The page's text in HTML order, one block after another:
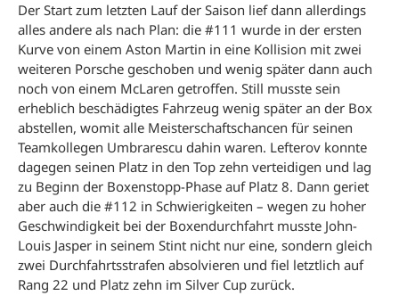
Der Start zum letzten Lauf der Saison lief dann allerdings
alles andere als nach Plan: die #111 wurde in der ersten
Kurve von einem Aston Martin in eine Kollision mit zwei
weiteren Porsche geschoben und wenig später dann auch
noch von einem McLaren getroffen. Still musste sein
erheblich beschädigtes Fahrzeug wenig später an der Box
abstellen, womit alle Meisterschaftschancen für seinen
Teamkollegen Umbrarescu dahin waren. Lefterov konnte
dagegen seinen Platz in den Top zehn verteidigen und lag
zu Beginn der Boxenstopp-Phase auf Platz 8. Dann geriet
aber auch die #112 in Schwierigkeiten – wegen zu hoher
Geschwindigkeit bei der Boxendurchfahrt musste John-
Louis Jasper in seinem Stint nicht nur eine, sondern gleich
zwei Durchfahrtsstrafen absolvieren und fiel letztlich auf
Rang 22 und Platz zehn im Silver Cup zurück.